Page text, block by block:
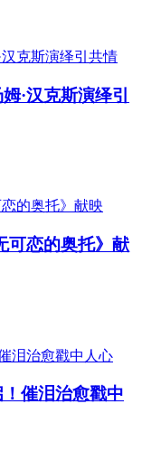
·汉克斯演绎引
可恋的奥托》献
！催泪治愈戳中